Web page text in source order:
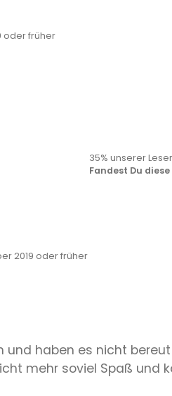
oder früher
35% unserer
Fandest Du
2019 oder früher
und haben es nicht
mehr soviel Spaß und